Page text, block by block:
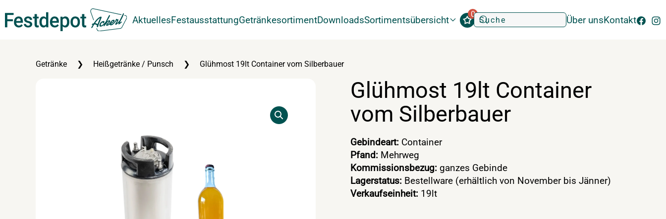
Zum Hauptinhalt springen AktuellesFestausstattungGetränkesortimentDownloadsSortimentsübersicht
0
Über unsKontakt
Getränke Heißgetränke / Punsch Glühmost 19lt Container vom Silberbauer
Glühmost 19lt Container
vom Silberbauer
Gebindeart: Container
Pfand: Mehrweg
Kommissionsbezug: ganzes Gebinde
Lagerstatus: Bestellware (erhältlich von November bis Jänner)
Verkaufseinheit: 19lt